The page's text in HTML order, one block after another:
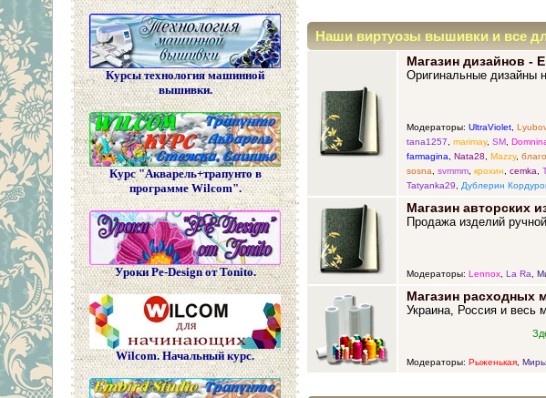
Курсы технология машинной
вышивки.
Курс "Акварель+трапунто в
программе Wilcom".
Уроки Pe-Design от Tonito.
Wilcom. Начальный курс.
Наши виртуозы вышивки и все
Магазин дизайнов -
Оригинальные дизайны
Модераторы: UltraViolet, Lyubov
tana1257, marimay, SM,
farmagina, Nata28, Mazzy,
sosna, svmmm, крохин, cemka,
Tatyanka29, Дублерин
Магазин авторских
Продажа изделий
Модераторы: Lennox, La Ra,
Магазин расходных
Украина, Россия и весь
Модераторы: Рыженькая,